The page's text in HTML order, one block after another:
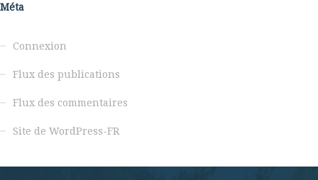
Méta
Connexion
Flux des publications
Flux des commentaires
Site de WordPress-FR